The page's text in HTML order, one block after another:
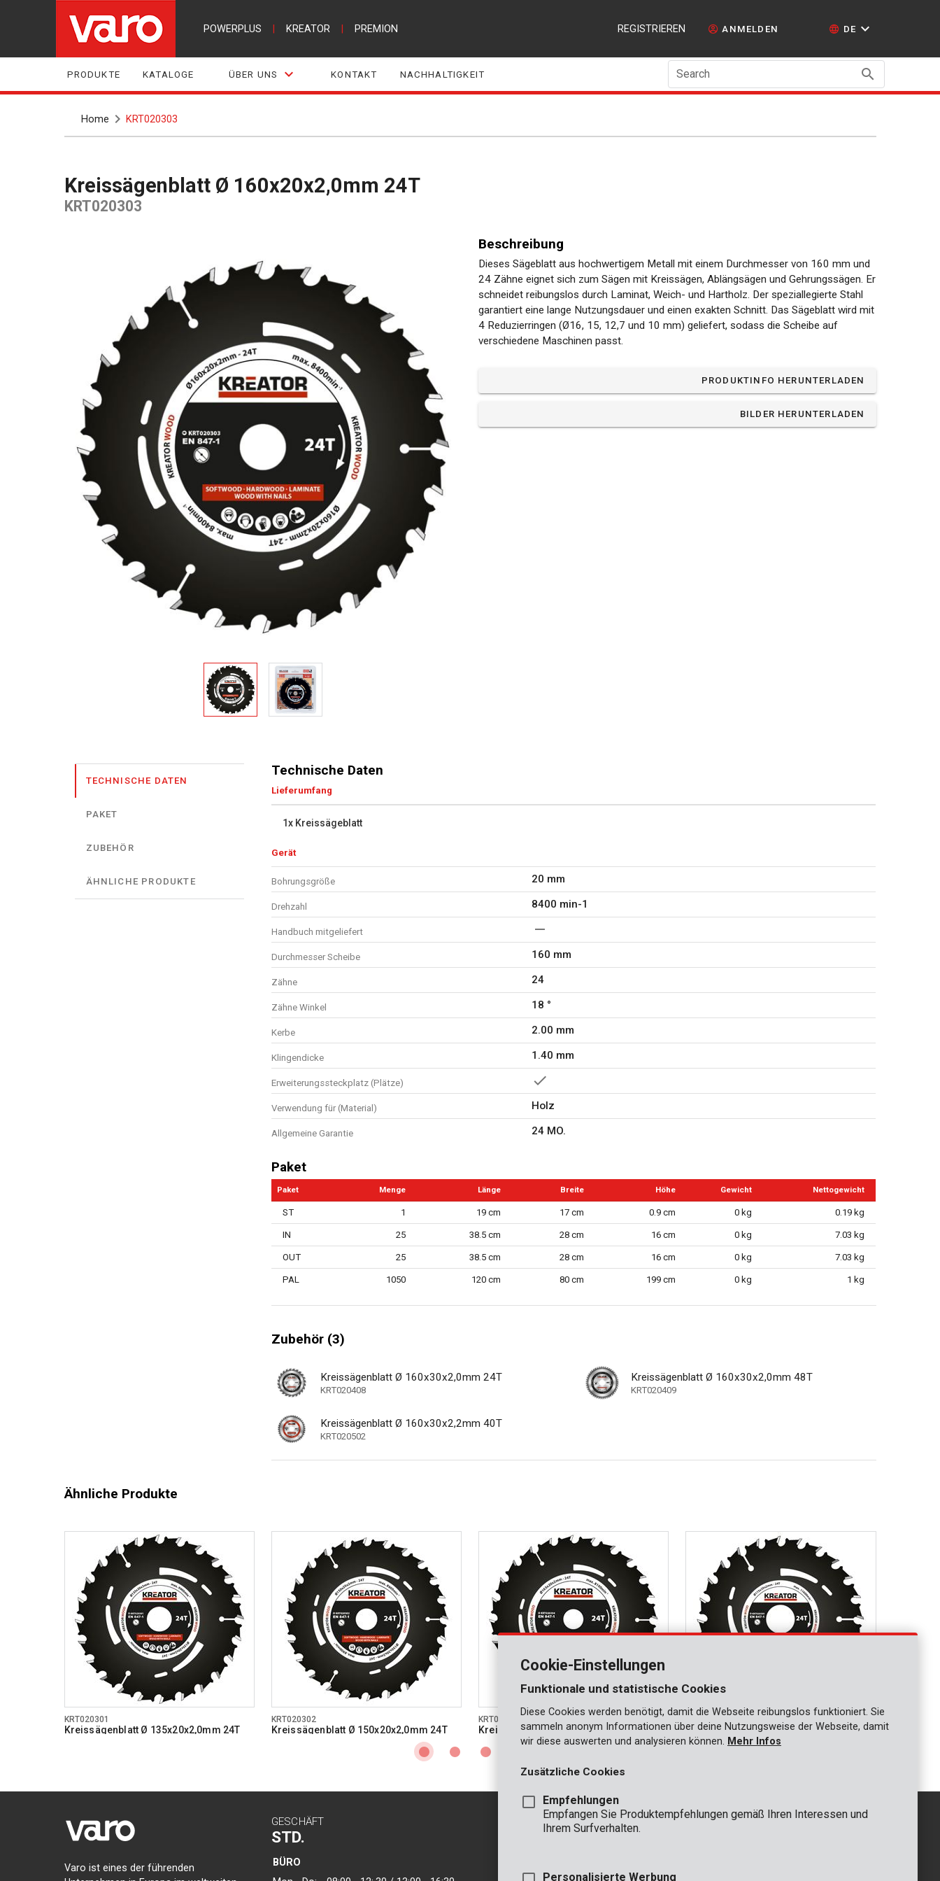
POWERPLUS KREATOR PREMION REGISTRIEREN ANMELDEN DE
PRODUKTE KATALOGE ÜBER UNS KONTAKT NACHHALTIGKEIT Search
Home KRT020303
Kreissägenblatt Ø 160x20x2,0mm 24T
KRT020303
Beschreibung
Dieses Sägeblatt aus hochwertigem Metall mit einem Durchmesser von 160 mm und
24 Zähne eignet sich zum Sägen mit Kreissägen, Ablängsägen und Gehrungssägen. Er
schneidet reibungslos durch Laminat, Weich- und Hartholz. Der speziallegierte Stahl
garantiert eine lange Nutzungsdauer und einen exakten Schnitt. Das Sägeblatt wird mit
4 Reduzierringen (Ø16, 15, 12,7 und 10 mm) geliefert, sodass die Scheibe auf
verschiedene Maschinen passt.
PRODUKTINFO HERUNTERLADEN
BILDER HERUNTERLADEN
TECHNISCHE DATEN
PAKET
ZUBEHÖR
ÄHNLICHE PRODUKTE
Technische Daten
Lieferumfang
1x Kreissägeblatt
Gerät
Bohrungsgröße 20 mm
Drehzahl 8400 min-1
Handbuch mitgeliefert
Durchmesser Scheibe 160 mm
Zähne 24
Zähne Winkel 18 °
Kerbe 2.00 mm
Klingendicke 1.40 mm
Erweiterungssteckplatz (Plätze)
Verwendung für (Material) Holz
Allgemeine Garantie 24 MO.
Paket
Paket Menge Länge Breite Höhe Gewicht Nettogewicht
ST 1 19 cm 17 cm 0.9 cm 0 kg 0.19 kg
IN 25 38.5 cm 28 cm 16 cm 0 kg 7.03 kg
OUT 25 38.5 cm 28 cm 16 cm 0 kg 7.03 kg
PAL 1050 120 cm 80 cm 199 cm 0 kg 1 kg
Zubehör (3)
Kreissägenblatt Ø 160x30x2,0mm 24T
KRT020408
Kreissägenblatt Ø 160x30x2,0mm 48T
KRT020409
Kreissägenblatt Ø 160x30x2,2mm 40T
KRT020502
Ähnliche Produkte
KRT020301
Kreissägenblatt Ø 135x20x2,0mm 24T
KRT020302
Kreissägenblatt Ø 150x20x2,0mm 24T
KRT020304
Kreissägenblatt Ø 165x20x2,0mm 24T Kreissägenblatt Ø 115x20x2,0mm 24T
Varo ist eines der führenden
GESCHÄFT
STD.
BÜRO
KONTAKT
INFO
Cookie-Einstellungen
Funktionale und statistische Cookies
Diese Cookies werden benötigt, damit die Webseite reibungslos funktioniert. Sie
sammeln anonym Informationen über deine Nutzungsweise der Webseite, damit
wir diese auswerten und analysieren können. Mehr Infos
Zusätzliche Cookies
Empfehlungen
Empfangen Sie Produktempfehlungen gemäß Ihren Interessen und
Ihrem Surfverhalten.
Personalisierte Werbung